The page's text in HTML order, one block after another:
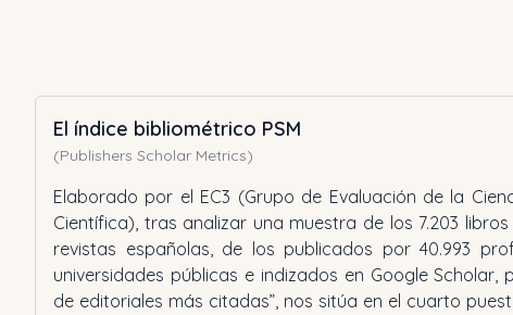
El índice bibliométrico PSM
(Publishers Scholar Metrics)
Elaborado por el EC3 (Grupo de Evaluación de la
Científica), tras analizar una muestra de los 7.203
revistas españolas, de los publicados por 40.993
universidades públicas e indizados en Google Scholar,
de editoriales más citadas”, nos sitúa en el cuarto